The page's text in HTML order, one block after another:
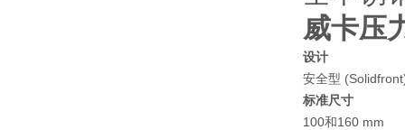
威卡压
设计
安全型
标准尺寸
100和160 mm